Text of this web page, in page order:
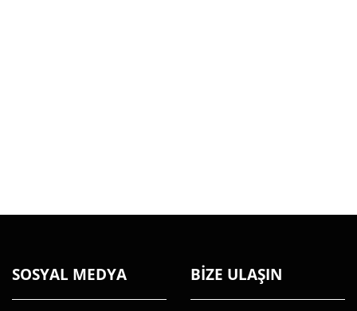
SOSYAL MEDYA BİZE ULAŞIN